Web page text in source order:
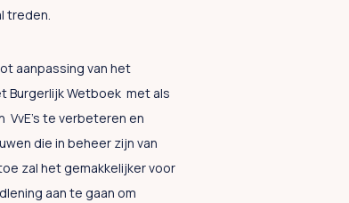
treden.
aanpassing van het
Burgerlijk Wetboek met als
te verbeteren en
die in beheer zijn van
zal het gemakkelijker voor
aan te gaan om